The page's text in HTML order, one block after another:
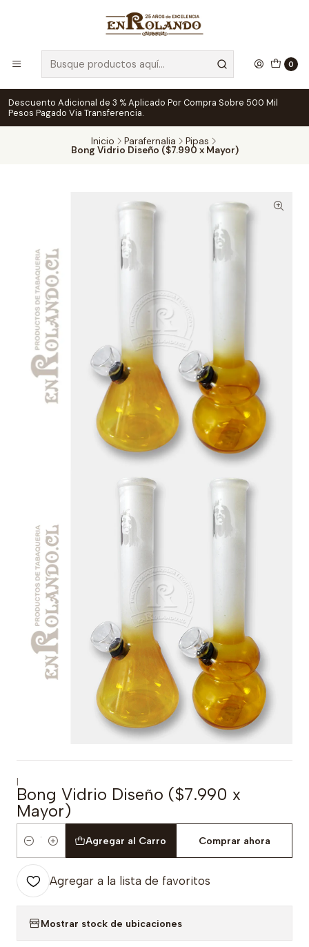
0
Descuento Adicional de 3 % Aplicado Por Compra Sobre 500 Mil
Pesos Pagado Via Transferencia.
Inicio Parafernalia Pipas
Bong Vidrio Diseño ($7.990 x Mayor)
|
Bong Vidrio Diseño ($7.990 x
Mayor)
Cantidad
Agregar al Carro Comprar ahora
Agregar a la lista de favoritos
Mostrar stock de ubicaciones